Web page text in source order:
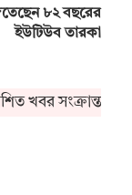
৮২ বছরের
ইউটিউব তারকা
খবর সংক্রান্ত